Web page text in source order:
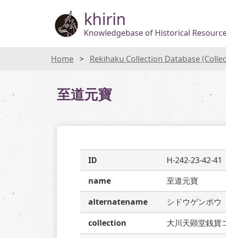
khirin
Knowledgebase of Historical
Home Rekihaku Collection Database
至道元寶
ID
H-242-23-42-41
name
至道元寶
alternatename
シドウゲンポウ
collection
大川天顕堂銭貨